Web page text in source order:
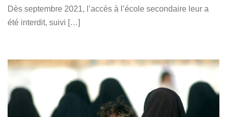
Dès septembre 2021, l’accès à l’école secondaire leur a
été interdit, suivi […]